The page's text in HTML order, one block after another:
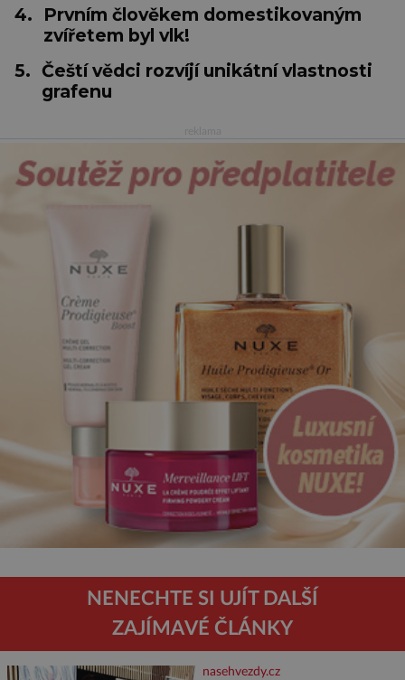
4.
Prvním člověkem domestikovaným
zvířetem byl vlk!
5. Čeští vědci rozvíjí unikátní vlastnosti
grafenu
NENECHTE SI UJÍT DALŠÍ
ZAJÍMAVÉ ČLÁNKY
nasehvezdy.cz